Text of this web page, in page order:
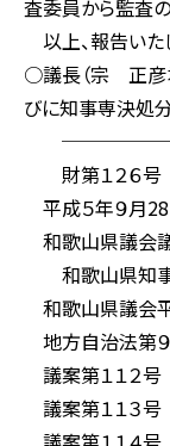
査委員から監査
以上、報告いた
○議長（宗 正彦
びに知事専決処
財第１２６号
平成５年９月
和歌山県
和歌山県
和歌山県議会
地方自治法第９
議案第１１２
議案第１１３